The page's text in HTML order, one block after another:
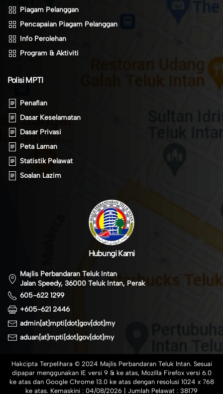
Piagam Pelanggan
Pencapaian Piagam Pelanggan
Info Perolehan
Program & Aktiviti
Polisi MPTI
Penafian
Dasar Keselamatan
Dasar Privasi
Peta Laman
Statistik Pelawat
Soalan Lazim
Hubungi Kami
Majlis Perbandaran Teluk Intan
Jalan Speedy, 36000 Teluk Intan, Perak
605-622 1299
+605-621 2446
admin[at]mpti[dot]gov[dot]my
aduan[at]mpti[dot]gov[dot]my
Hakcipta Terpelihara © 2024 Majlis Perbandaran Teluk Intan. Sesuai
dipapar menggunakan IE versi 9 & ke atas, Mozilla Firefox versi 6.0
ke atas dan Google Chrome 13.0 ke atas dengan resolusi 1024 x 768
ke atas. Kemaskini : 04/08/2026 | Jumlah Pelawat : 38179